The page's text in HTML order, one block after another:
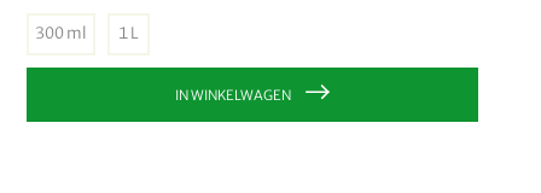
300 ml 1 L
IN WINKELWAGEN